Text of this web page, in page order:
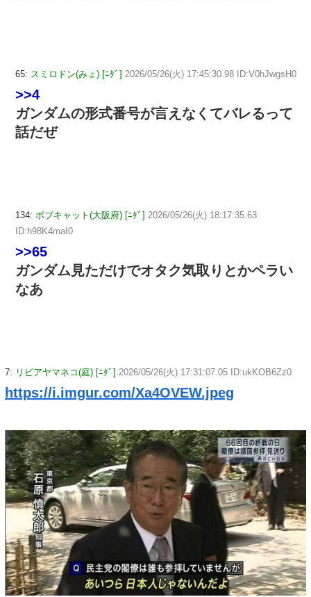
65: スミロドン(みょ) [ﾆﾀﾞ] 2026/05/26(火) 17:45:30.98 ID:V0hJwgsH0
>>4
ガンダムの形式番号が言えなくてバレるって
話だぜ
134: ボブキャット(大阪府) [ﾆﾀﾞ] 2026/05/26(火) 18:17:35.63
ID:h98K4maI0
>>65
ガンダム見ただけでオタク気取りとかペラい
なあ
7: リビアヤマネコ(庭) [ﾆﾀﾞ] 2026/05/26(火) 17:31:07.05 ID:ukKOB6Zz0
https://i.imgur.com/Xa4OVEW.jpeg